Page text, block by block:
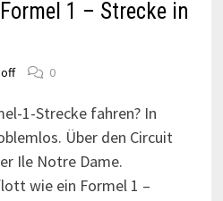
1 – Strecke in
0
1-Strecke fahren? In
Über den Circuit
Ile Notre Dame.
wie ein Formel 1 –